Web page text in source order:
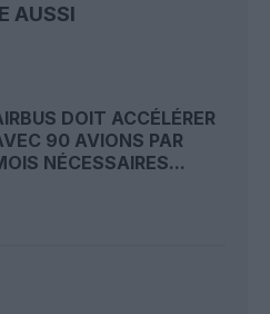
AUSSI
DOIT ACCÉLÉRER
90 AVIONS PAR
NÉCESSAIRES...